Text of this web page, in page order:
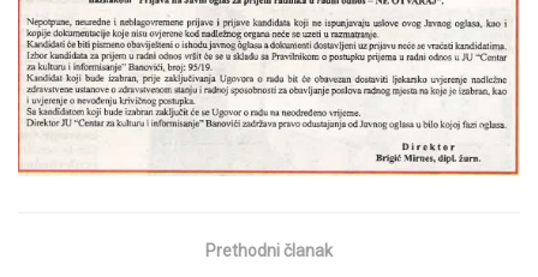
Prethodni članak